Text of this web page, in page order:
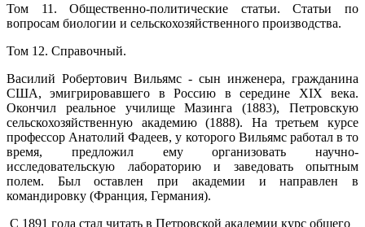
Том 11. Общественно-политические статьи. Статьи по
вопросам биологии и сельскохозяйственного производства.
Том 12. Справочный.
Василий Робертович Вильямс - сын инженера, гражданина
США, эмигрировавшего в Россию в середине XIX века.
Окончил реальное училище Мазинга (1883), Петровскую
сельскохозяйственную академию (1888). На третьем курсе
профессор Анатолий Фадеев, у которого Вильямс работал в то
время, предложил ему организовать научно-
исследовательскую лабораторию и заведовать опытным
полем. Был оставлен при академии и направлен в
командировку (Франция, Германия).
С 1891 года стал читать в Петровской академии курс общего